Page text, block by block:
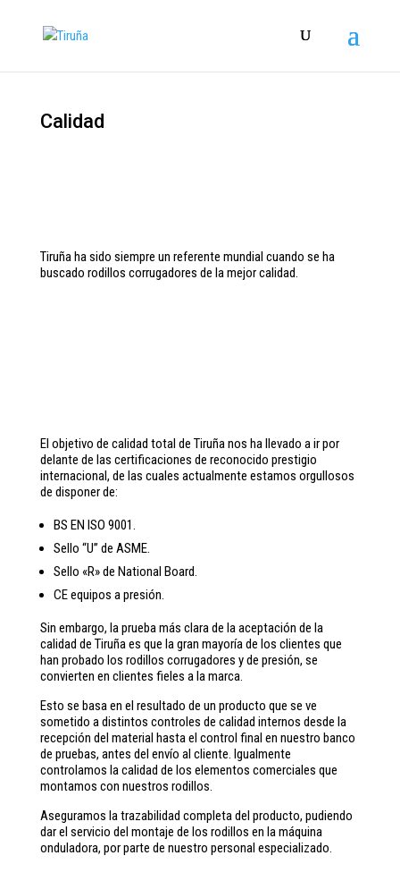
Calidad
Tiruña ha sido siempre un referente mundial cuando se ha
buscado rodillos corrugadores de la mejor calidad.
El objetivo de calidad total de Tiruña nos ha llevado a ir por
delante de las certificaciones de reconocido prestigio
internacional, de las cuales actualmente estamos orgullosos
de disponer de:
BS EN ISO 9001.
Sello “U” de ASME.
Sello «R» de National Board.
CE equipos a presión.
Sin embargo, la prueba más clara de la aceptación de la
calidad de Tiruña es que la gran mayoría de los clientes que
han probado los rodillos corrugadores y de presión, se
convierten en clientes fieles a la marca.
Esto se basa en el resultado de un producto que se ve
sometido a distintos controles de calidad internos desde la
recepción del material hasta el control final en nuestro banco
de pruebas, antes del envío al cliente. Igualmente
controlamos la calidad de los elementos comerciales que
montamos con nuestros rodillos.
Aseguramos la trazabilidad completa del producto, pudiendo
dar el servicio del montaje de los rodillos en la máquina
onduladora, por parte de nuestro personal especializado.